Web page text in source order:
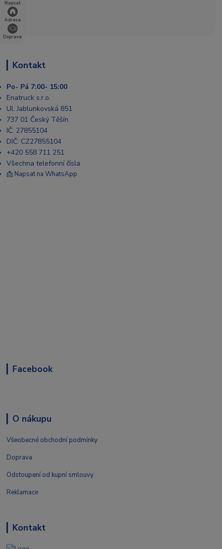
Napsat
Adresa
Doprava
Kontakt
Po- Pá 7:00- 15:00
Enatruck s.r.o.
Ul. Jablunkovská 851
737 01 Český Těšín
IČ: 27855104
DIČ: CZ27855104
+420 558 711 251
Všechna telefonní čísla
📩 Napsat na WhatsApp
Facebook
O nákupu
Všeobecné obchodní podmínky
Doprava
Odstoupení od kupní smlouvy
Reklamace
Kontakt